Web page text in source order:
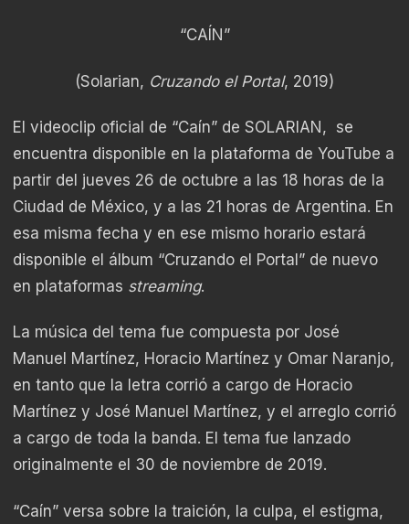
“CAÍN”
(Solarian, Cruzando el Portal, 2019)
El videoclip oficial de “Caín” de SOLARIAN, se
encuentra disponible en la plataforma de YouTube a
partir del jueves 26 de octubre a las 18 horas de la
Ciudad de México, y a las 21 horas de Argentina. En
esa misma fecha y en ese mismo horario estará
disponible el álbum “Cruzando el Portal” de nuevo
en plataformas streaming.
La música del tema fue compuesta por José
Manuel Martínez, Horacio Martínez y Omar Naranjo,
en tanto que la letra corrió a cargo de Horacio
Martínez y José Manuel Martínez, y el arreglo corrió
a cargo de toda la banda. El tema fue lanzado
originalmente el 30 de noviembre de 2019.
“Caín” versa sobre la traición, la culpa, el estigma,